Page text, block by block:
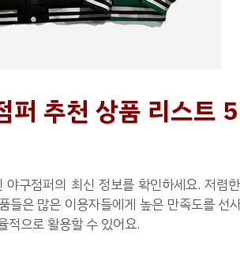
퍼 추천 상품 리스트 5
구점퍼의 최신 정보를 확인하세요. 저렴
들은 많은 이용자들에게 높은 만족도를 선
적으로 활용할 수 있어요.